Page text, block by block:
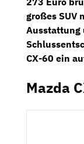
großes SUV
CX-60 ein
Mazda